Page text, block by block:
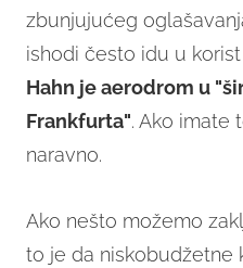
zbunjujućeg
ishodi često idu u
Hahn je aerodrom u
Frankfurta". Ako imate
naravno.
Ako nešto možemo
to je da niskobudžetne